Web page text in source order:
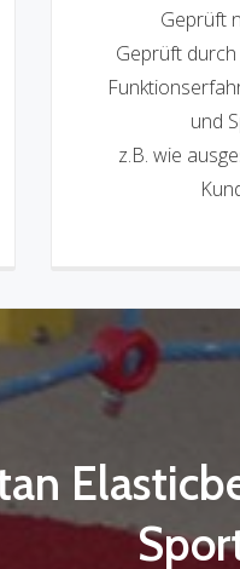
Geprüft
Geprüft durch
und
z.B. wie